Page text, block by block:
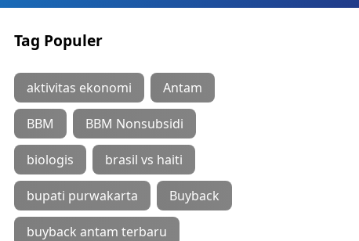
Tag Populer
aktivitas ekonomi Antam
BBM BBM Nonsubsidi
biologis brasil vs haiti
bupati purwakarta Buyback
buyback antam terbaru